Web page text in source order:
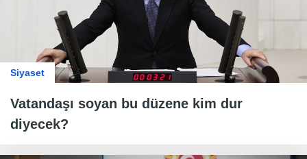
Siyaset
Vatandaşı soyan bu düzene kim dur
diyecek?